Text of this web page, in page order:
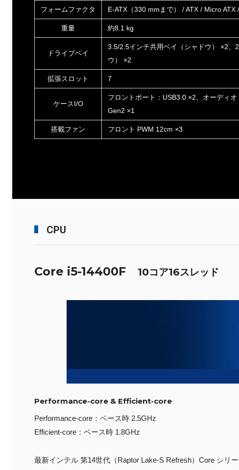
フォームファクタ E-ATX（330 mmまで） / ATX / Micro ATX
重量 約8.1 kg
ドライブベイ
3.5/2.5インチ共用ベイ（シャドウ） ×2、
ウ） ×2
拡張スロット 7
ケースI/O
フロントポート：USB3.0 ×2、オーディ
Gen2 ×1
搭載ファン フロント PWM 12cm ×3
CPU
Core i5-14400F 10コア16スレッド
Performance-core & Efficient-core
Performance-core：ベース時 2.5GHz
Efficient-core：ベース時 1.8GHz
最新インテル 第14世代（Raptor Lake-S Refresh）Core シリ